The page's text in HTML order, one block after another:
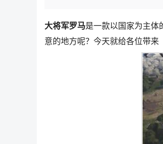
大将军罗马是一款以国家为主体
意的地方呢？今天就给各位带来